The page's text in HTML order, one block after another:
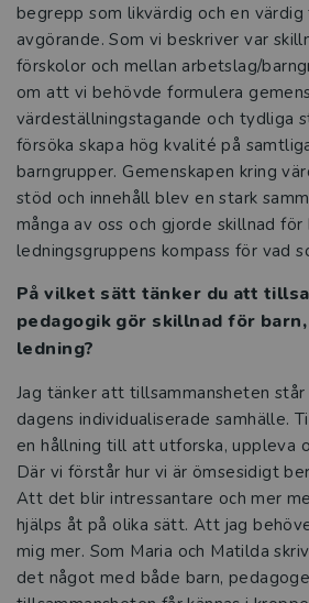
Teknik för alla
Låt fantasin flöda och
börja
Så möter du barn med
förskolan
Digitala verktyg i
mer än en skärm
Anna Nordenstam
Tre snabba frågor
Kennedy
Så ger vi barnen
förskolan
Språkutveckling som
skillnad
begrepp som likvärdig och en
avgörande. Som vi beskriver var
förskolor och mellan arbetslag/
om att vi behövde formulera
värdeställningstagande och tydliga
försöka skapa hög kvalité på
barngrupper. Gemenskapen kring
stöd och innehåll blev en stark
många av oss och gjorde skillnad för
ledningsgruppens kompass för vad
På vilket sätt tänker du att
pedagogik gör skillnad för
ledning?
Jag tänker att tillsammansheten
dagens individualiserade samhälle.
en hållning till att utforska, uppleva
Där vi förstår hur vi är ömsesidigt
Att det blir intressantare och mer
hjälps åt på olika sätt. Att jag
mig mer. Som Maria och Matilda
det något med både barn,